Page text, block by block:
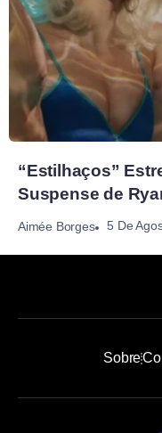
“Estilhaços”
Suspense de
Aimée Borges 5 De
Sobre